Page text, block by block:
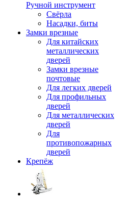
Ручной инструмент
Свёрла
Насадки, биты
Замки врезные
Для китайских
металлических
дверей
Замки врезные
почтовые
Для легких дверей
Для профильных
дверей
Для металлических
дверей
Для
противопожарных
дверей
Крепёж